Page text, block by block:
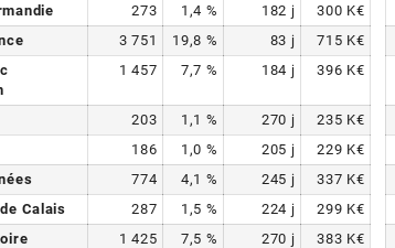
273 1,4 % 182 j 300 K€
3 751 19,8 % 83 j 715 K€
1 457 7,7 % 184 j 396 K€
203 1,1 % 270 j 235 K€
186 1,0 % 205 j 229 K€
774 4,1 % 245 j 337 K€
Calais
287 1,5 % 224 j 299 K€
1 425 7,5 % 270 j 383 K€